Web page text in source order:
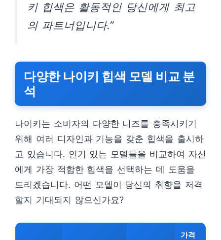
키 힙색은 활동적인 당신에게 최고
의 파트너입니다.”
다양한 나이키 힙색 모델 비교 분
석
나이키는 소비자의 다양한 니즈를 충족시키기
위해 여러 디자인과 기능을 갖춘 힙색을 출시하
고 있습니다. 인기 있는 모델들을 비교하여 자신
에게 가장 적합한 힙색을 선택하는 데 도움을
드리겠습니다. 어떤 모델이 당신의 취향을 저격
할지 기대되지 않으신가요?
가격